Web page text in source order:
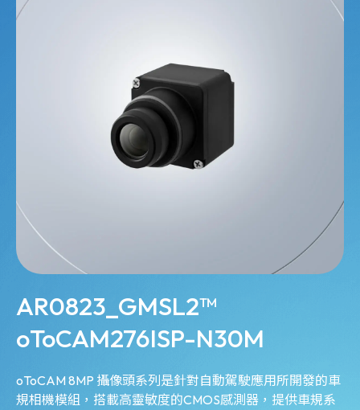
AR0823_GMSL2™
oToCAM276ISP-N30M
oToCAM 8MP 攝像頭系列是針對自動駕駛應用所開發的車
規相機模組，搭載高靈敏度的CMOS感測器，提供車規系